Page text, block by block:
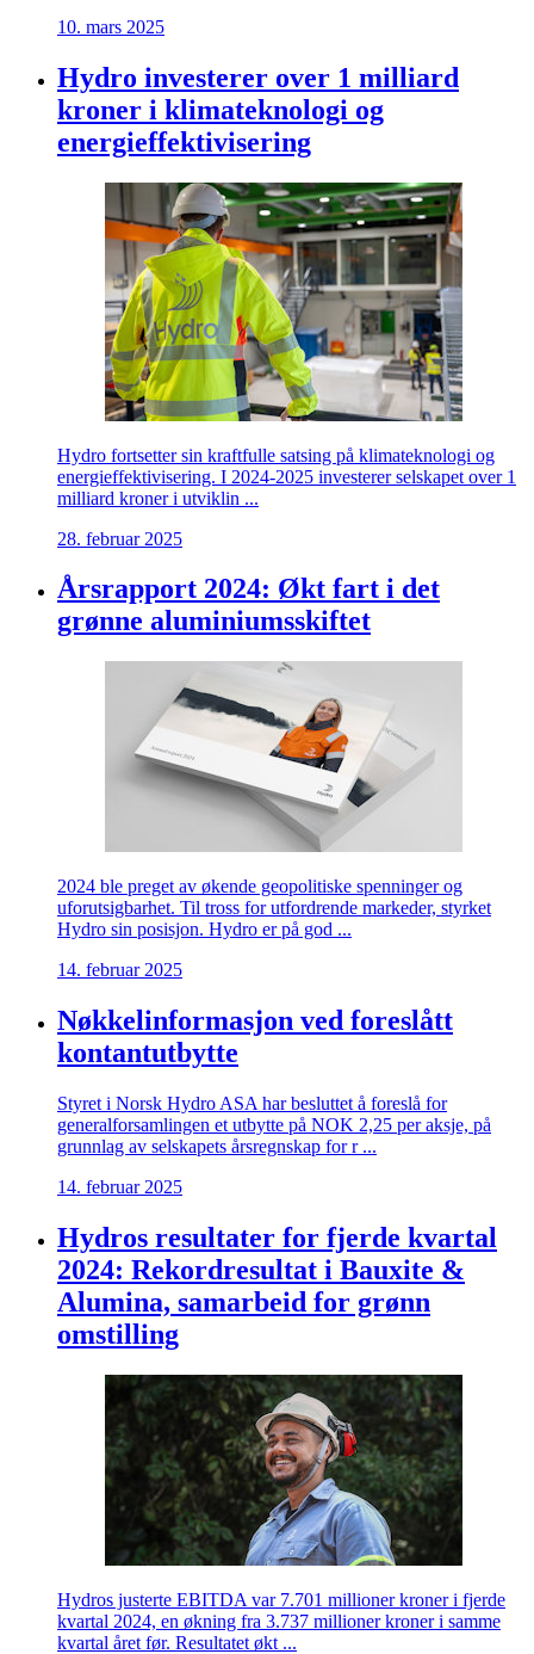
10. mars 2025
Hydro investerer over 1 milliard
kroner i klimateknologi og
energieffektivisering
Hydro fortsetter sin kraftfulle satsing på klimateknologi og
energieffektivisering. I 2024-2025 investerer selskapet over 1
milliard kroner i utviklin ...
28. februar 2025
Årsrapport 2024: Økt fart i det
grønne aluminiumsskiftet
2024 ble preget av økende geopolitiske spenninger og
uforutsigbarhet. Til tross for utfordrende markeder, styrket
Hydro sin posisjon. Hydro er på god ...
14. februar 2025
Nøkkelinformasjon ved foreslått
kontantutbytte
Styret i Norsk Hydro ASA har besluttet å foreslå for
generalforsamlingen et utbytte på NOK 2,25 per aksje, på
grunnlag av selskapets årsregnskap for r ...
14. februar 2025
Hydros resultater for fjerde kvartal
2024: Rekordresultat i Bauxite &
Alumina, samarbeid for grønn
omstilling
Hydros justerte EBITDA var 7.701 millioner kroner i fjerde
kvartal 2024, en økning fra 3.737 millioner kroner i samme
kvartal året før. Resultatet økt ...